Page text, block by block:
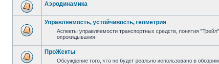
Аэродинамика
Управляемость, устойчивость, геометрия
Аспекты управляемости транспортных средств, понятия
опрокидывания
ПроЖекты
Обсуждение того, что не будет реально использовано в